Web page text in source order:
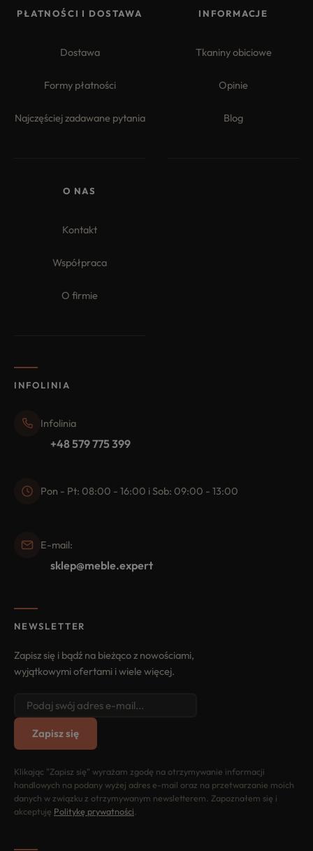
PŁATNOŚCI I DOSTAWA
Dostawa
Formy płatności
Najczęściej zadawane pytania
INFORMACJE
Tkaniny obiciowe
Opinie
Blog
O NAS
Kontakt
Współpraca
O firmie
INFOLINIA
Infolinia
+48 579 775 399
Pon - Pt: 08:00 - 16:00 i Sob: 09:00 - 13:00
E-mail:
sklep@meble.expert
NEWSLETTER
Zapisz się i bądź na bieżąco z nowościami,
wyjątkowymi ofertami i wiele więcej.
Zapisz się
Klikając "Zapisz się" wyrażam zgodę na otrzymywanie informacji
handlowych na podany wyżej adres e-mail oraz na przetwarzanie moich
danych w związku z otrzymywanym newsletterem. Zapoznałem się i
akceptuję Politykę prywatności